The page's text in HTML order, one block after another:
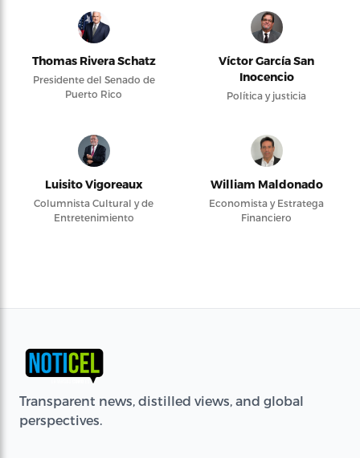
Thomas Rivera Schatz
Presidente del Senado de
Puerto Rico
Víctor García San
Inocencio
Política y justicia
Luisito Vigoreaux
Columnista Cultural y de
Entretenimiento
William Maldonado
Economista y Estratega
Financiero
Transparent news, distilled views, and global
perspectives.